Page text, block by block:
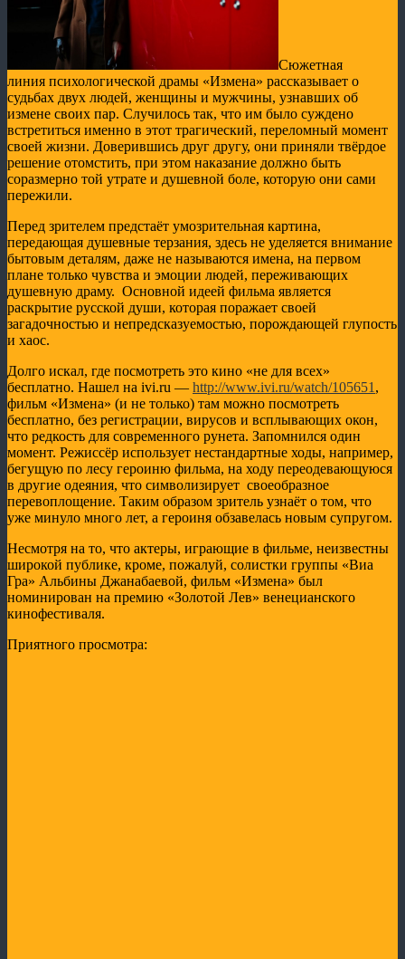
Сюжетная
линия психологической драмы «Измена» рассказывает о
судьбах двух людей, женщины и мужчины, узнавших об
измене своих пар. Случилось так, что им было суждено
встретиться именно в этот трагический, переломный момент
своей жизни. Доверившись друг другу, они приняли твёрдое
решение отомстить, при этом наказание должно быть
соразмерно той утрате и душевной боле, которую они сами
пережили.
Перед зрителем предстаёт умозрительная картина,
передающая душевные терзания, здесь не уделяется внимание
бытовым деталям, даже не называются имена, на первом
плане только чувства и эмоции людей, переживающих
душевную драму. Основной идеей фильма является
раскрытие русской души, которая поражает своей
загадочностью и непредсказуемостью, порождающей глупость
и хаос.
Долго искал, где посмотреть это кино «не для всех»
бесплатно. Нашел на ivi.ru — http://www.ivi.ru/watch/105651 ,
фильм «Измена» (и не только) там можно посмотреть
бесплатно, без регистрации, вирусов и всплывающих окон,
что редкость для современного рунета. Запомнился один
момент. Режиссёр использует нестандартные ходы, например,
бегущую по лесу героиню фильма, на ходу переодевающуюся
в другие одеяния, что символизирует своеобразное
перевоплощение. Таким образом зритель узнаёт о том, что
уже минуло много лет, а героиня обзавелась новым супругом.
Несмотря на то, что актеры, играющие в фильме, неизвестны
широкой публике, кроме, пожалуй, солистки группы «Виа
Гра» Альбины Джанабаевой, фильм «Измена» был
номинирован на премию «Золотой Лев» венецианского
кинофестиваля.
Приятного просмотра: